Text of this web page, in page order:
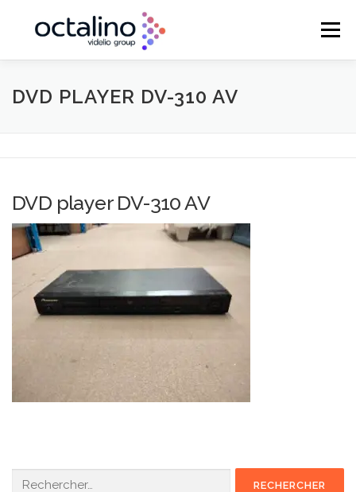
Menu
ACCUEIL VENTE & INTÉGRATION
RÉGIE TECHNIQUE
DVD PLAYER DV-310 AV
DVD player DV-310 AV